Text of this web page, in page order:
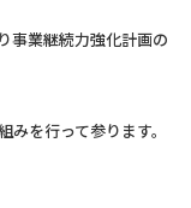
事業継続力強化計画の
を行って参ります。